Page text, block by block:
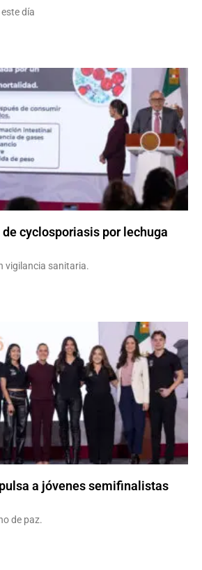
día
cyclosporiasis por lechuga
vigilancia sanitaria.
a jóvenes semifinalistas
de paz.